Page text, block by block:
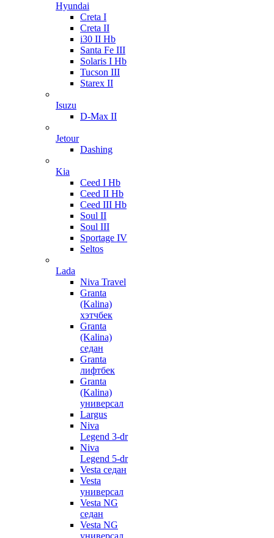
Hyundai
Creta I
Creta II
i30 II Hb
Santa Fe III
Solaris I Hb
Tucson III
Starex II
Isuzu
D-Max II
Jetour
Dashing
Kia
Ceed I Hb
Ceed II Hb
Ceed III Hb
Soul II
Soul III
Sportage IV
Seltos
Lada
Niva Travel
Granta
(Kalina)
хэтчбек
Granta
(Kalina)
седан
Granta
лифтбек
Granta
(Kalina)
универсал
Largus
Niva
Legend 3-dr
Niva
Legend 5-dr
Vesta седан
Vesta
универсал
Vesta NG
седан
Vesta NG
универсал